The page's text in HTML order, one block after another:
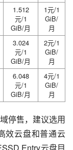
1.512
元/1
GiB/月
1元/1
GiB/
月
3.024
元/1
GiB/月
2元/1
GiB/
月
6.048
元/1
GiB/月
4元/1
GiB/
月
停售，建议选用
效云盘和普通云
Entry云盘目